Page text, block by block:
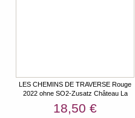
LES CHEMINS DE TRAVERSE Rouge
2022 ohne SO2-Zusatz Château La
18,50 €